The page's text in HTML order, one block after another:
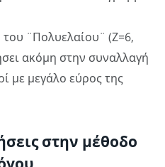
¨Πολυελαίου¨ (Ζ=6,
ακόμη στην συναλλαγή
με μεγάλο εύρος της
στην μέθοδο